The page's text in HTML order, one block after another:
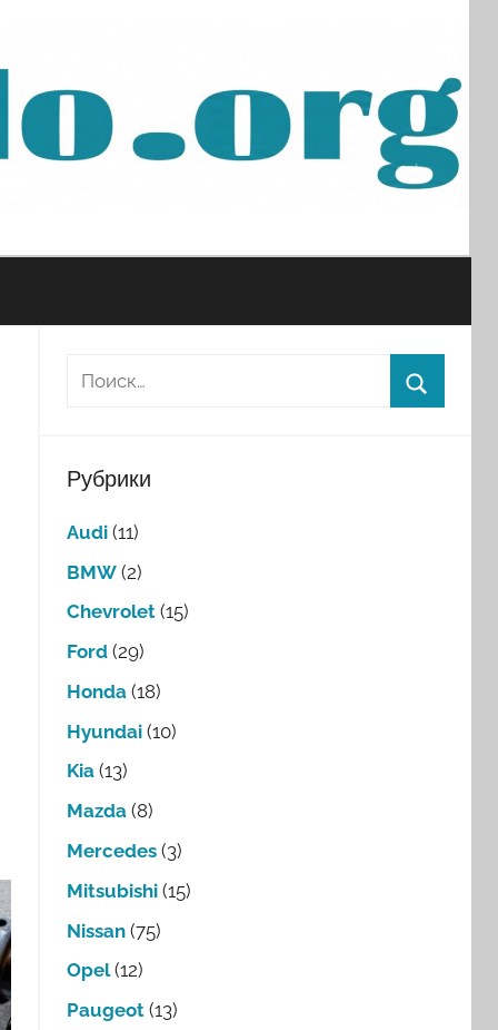
Рубрики
Audi(11)
BMW(2)
Chevrolet(15)
Ford(29)
Honda(18)
Hyundai(10)
Kia(13)
Mazda(8)
Mercedes(3)
Mitsubishi(15)
Nissan(75)
Opel(12)
Paugeot(13)